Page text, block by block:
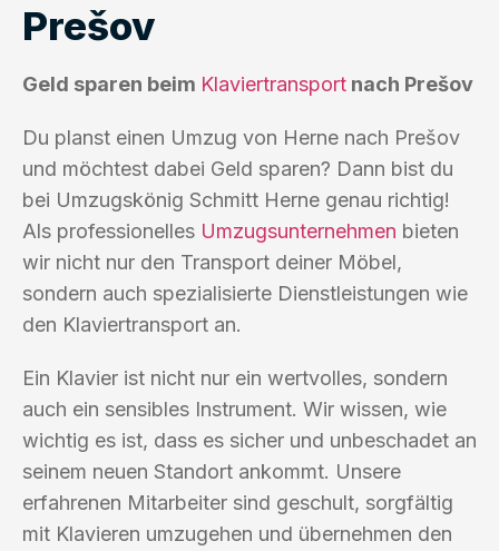
Prešov
Geld sparen beim Klaviertransport nach Prešov
Du planst einen Umzug von Herne nach Prešov
und möchtest dabei Geld sparen? Dann bist du
bei Umzugskönig Schmitt Herne genau richtig!
Als professionelles Umzugsunternehmen bieten
wir nicht nur den Transport deiner Möbel,
sondern auch spezialisierte Dienstleistungen wie
den Klaviertransport an.
Ein Klavier ist nicht nur ein wertvolles, sondern
auch ein sensibles Instrument. Wir wissen, wie
wichtig es ist, dass es sicher und unbeschadet an
seinem neuen Standort ankommt. Unsere
erfahrenen Mitarbeiter sind geschult, sorgfältig
mit Klavieren umzugehen und übernehmen den